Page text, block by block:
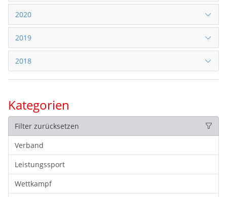
2020
2019
2018
Kategorien
Filter zurücksetzen
Verband
Leistungssport
Wettkampf